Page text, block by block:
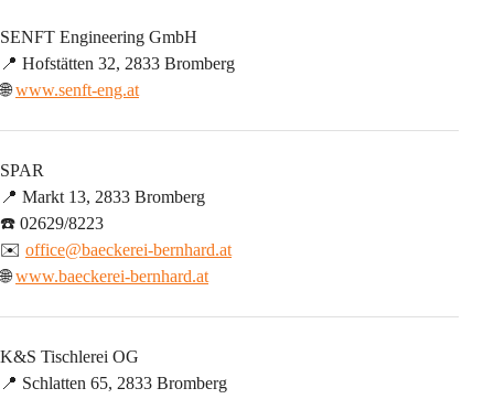
SENFT Engineering GmbH
📍 Hofstätten 32, 2833 Bromberg
🌐 www.senft-eng.at
SPAR
📍 Markt 13, 2833 Bromberg
☎️ 02629/8223
✉️ office@baeckerei-bernhard.at
🌐 www.baeckerei-bernhard.at
K&S Tischlerei OG
📍 Schlatten 65, 2833 Bromberg